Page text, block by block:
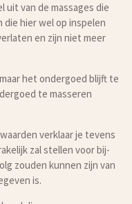
uit van de massages die
die hier wel op inspelen
en zijn niet meer
het ondergoed blijft te
te masseren
verklaar je tevens
zal stellen voor bij-
zouden kunnen zijn van
is.